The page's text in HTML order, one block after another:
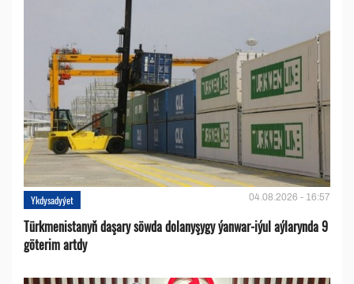
Ykdysadyýet 04.08.2026 - 16:57
Türkmenistanyň daşary söwda dolanyşygy ýanwar-iýul aýlarynda 9
göterim artdy